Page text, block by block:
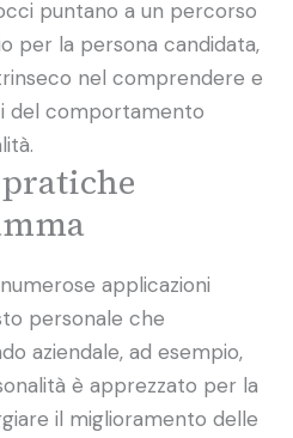
puntano a un percorso
per la persona candidata,
nel comprendere e
del comportamento
applicazioni
personale che
aziendale, ad esempio,
è apprezzato per la
il miglioramento delle